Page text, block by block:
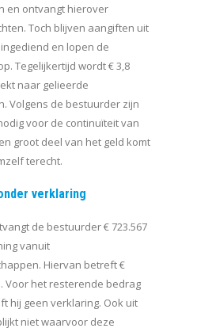
en ontvangt hierover
Toch blijven aangiften uit
en lopen de
Tegelijkertijd wordt € 3,8
naar gelieerde
Volgens de bestuurder zijn
voor de continuïteit van
groot deel van het geld komt
terecht.
verklaring
de bestuurder € 723.567
vanuit
Hiervan betreft €
Voor het resterende bedrag
hij geen verklaring. Ook uit
niet waarvoor deze